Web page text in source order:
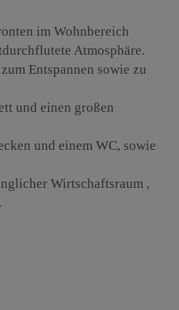
im Wohnbereich
Atmosphäre.
Entspannen sowie zu
und einen großen
und einem WC, sowie
Wirtschaftsraum ,